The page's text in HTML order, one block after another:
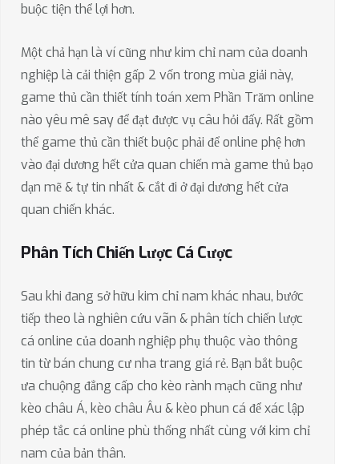
buộc tiện thể lợi hơn.
Một chả hạn là ví cũng như kim chỉ nam của doanh
nghiệp là cải thiện gấp 2 vốn trong mùa giải này,
game thủ cần thiết tính toán xem Phần Trăm online
nào yêu mê say để đạt được vụ câu hỏi đấy. Rất gồm
thể game thủ cần thiết buộc phải để online phệ hơn
vào đại dương hết cửa quan chiến mà game thủ bạo
dạn mẽ & tự tin nhất & cắt đi ở đại dương hết cửa
quan chiến khác.
Phân Tích Chiến Lược Cá Cược
Sau khi đang sở hữu kim chỉ nam khác nhau, bước
tiếp theo là nghiên cứu vãn & phân tích chiến lược
cá online của doanh nghiệp phụ thuộc vào thông
tin từ bán chung cư nha trang giá rẻ. Bạn bắt buộc
ưa chuộng đẳng cấp cho kèo rành mạch cũng như
kèo châu Á, kèo châu Âu & kèo phun cá để xác lập
phép tắc cá online phù thống nhất cùng với kim chỉ
nam của bản thân.